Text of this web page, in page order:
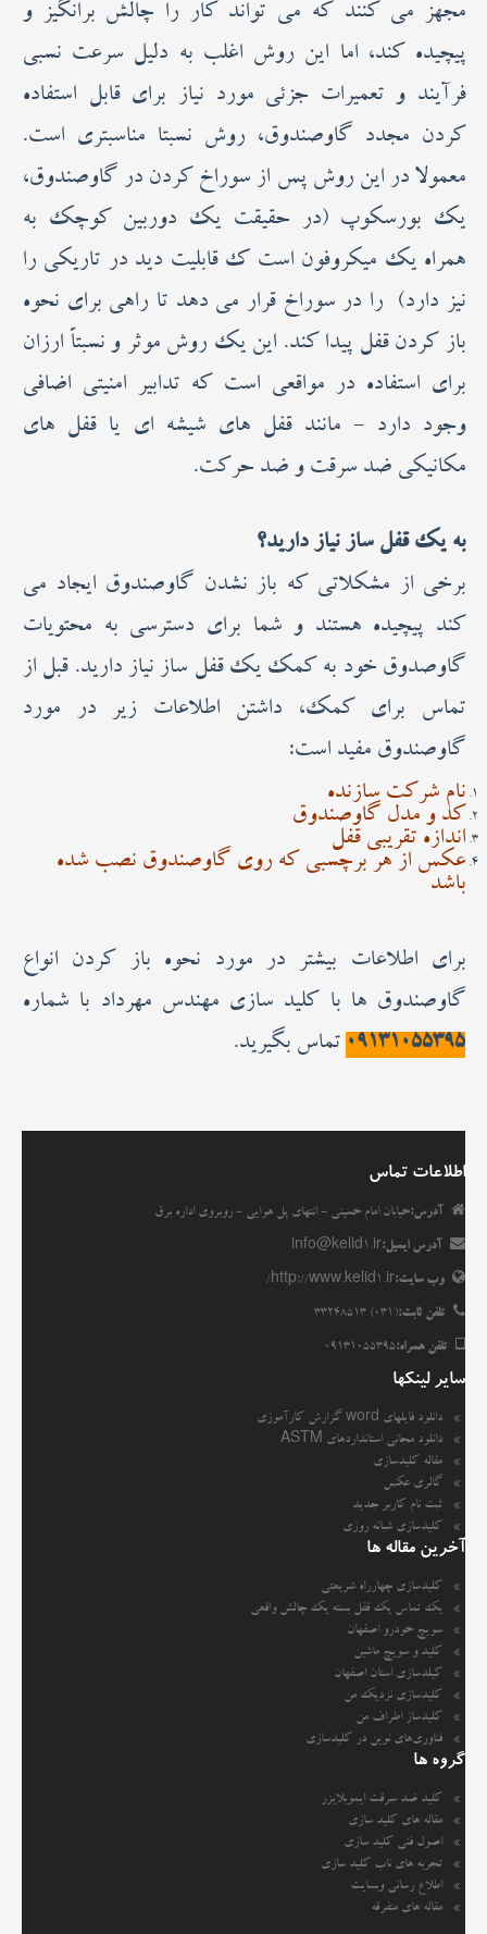
مجهز می کنند که می تواند کار را چالش برانگیز و
پیچیده کند، اما این روش اغلب به دلیل سرعت نسبی
فرآیند و تعمیرات جزئی مورد نیاز برای قابل استفاده
کردن مجدد گاوصندوق، روش نسبتا مناسبتری است.
معمولا در این روش پس از سوراخ کردن در گاوصندوق،
یک بورسکوپ (در حقیقت یک دوربین کوچک به
همراه یک میکروفون است ک قابلیت دید در تاریکی را
نیز دارد) را در سوراخ قرار می دهد تا راهی برای نحوه
باز کردن قفل پیدا کند. این یک روش موثر و نسبتاً ارزان
برای استفاده در مواقعی است که تدابیر امنیتی اضافی
وجود دارد - مانند قفل های شیشه ای یا قفل های
مکانیکی ضد سرقت و ضد حرکت.
به یک قفل ساز نیاز دارید؟
برخی از مشکلاتی که باز نشدن گاوصندوق ایجاد می
کند پیچیده هستند و شما برای دسترسی به محتویات
گاوصدوق خود به کمک یک قفل ساز نیاز دارید. قبل از
تماس برای کمک، داشتن اطلاعات زیر در مورد
گاوصندوق مفید است:
نام شرکت سازنده
کد و مدل گاوصندوق
اندازه تقریبی قفل
عکس از هر برچسبی که روی گاوصندوق نصب شده
باشد
برای اطلاعات بیشتر در مورد نحوه باز کردن انواع
گاوصندوق ها با کلید سازی مهندس مهرداد با شماره
09131055395 تماس بگیرید.
اطلاعات تماس
آدرس:خیابان امام خمینی - انتهای پل هوایی - روبروی اداره برق
آدرس ایمیل: info@kelid1.ir
وب سایت: http://www.kelid1.ir/
تلفن ثابت:(031) 33248513
تلفن همراه:09131055395
سایر لینکها
دانلود فایلهای word گزارش کارآموزی
دانلود مجانی استانداردهای ASTM
مقاله کلیدسازی
گالری عکس
ثبت نام کاربر جدید
کلیدسازی شبانه روزی
آخرین مقاله ها
کلیدسازی چهارراه شریعتی
یک تماس یک قفل بسته یک چالش واقعی
سویچ خودرو اصفهان
کلید و سویچ ماشین
کیلدسازی استان اصفهان
کلیدسازی نزدیک من
کلیدساز اطراف من
فناوری‌های نوین در کلیدسازی
گروه ها
کلید ضد سرقت ایموبلایزر
مقاله های کلید سازی
اصول فنی کلید سازی
تجربه های ناب کلید سازی
اطلاع رسانی وبسایت
مقاله های متفرقه